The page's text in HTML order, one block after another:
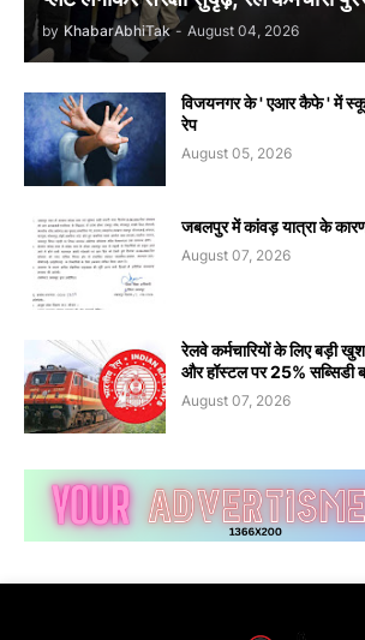
by KhabarAbhiTak - August 04, 2026
विजयनगर के ' एआर कैफे ' में स्कूल
रेप
August 05, 2026
जबलपुर में कांवड़ यात्रा के
August 07, 2026
रेलवे कर्मचारियों के लिए बड़ी
और हॉस्टल पर 25% सब्सिडी
August 07, 2026